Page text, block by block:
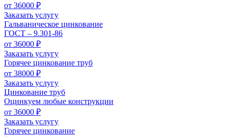
от 36000 ₽
Заказать услугу
Гальваническое цинкование
ГОСТ – 9.301-86
от 36000 ₽
Заказать услугу
Горячее цинкование труб
от 38000 ₽
Заказать услугу
Цинкование труб
Оцинкуем любые конструкции
от 36000 ₽
Заказать услугу
Горячее цинкование